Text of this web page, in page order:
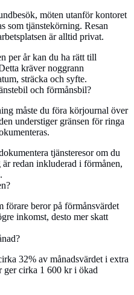
möten utanför kontoret
som tjänstekörning. Resan
är alltid privat.
per år kan du ha rätt till
kräver noggrann
sträcka och syfte.
och förmånsbil?
måste du föra körjournal över
understiger gränsen för ringa
tjänsteresor om du
redan inkluderad i förmånen,
förare beror på förmånsvärdet
inkomst, desto mer skatt
32% av månadsvärdet i extra
ger cirka 1 600 kr i ökad